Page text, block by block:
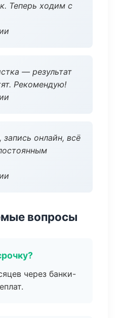
Теперь ходим с
— результат
Рекомендую!
онлайн, всё
вопросы
через банки-